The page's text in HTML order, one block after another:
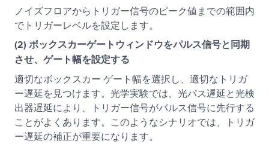
ノイズフロアからトリガー信号のピーク値までの範囲内
でトリガーレベルを設定します。
(2) ボックスカーゲートウィンドウをパルス信号と同期
させ、ゲート幅を設定する
適切なボックスカー ゲート幅を選択し、適切なトリガ
ー遅延を見つけます。光学実験では、光パス遅延と光検
出器遅延により、トリガー信号がパルス信号に先行する
ことがよくあります。このようなシナリオでは、トリガ
ー遅延の補正が重要になります。